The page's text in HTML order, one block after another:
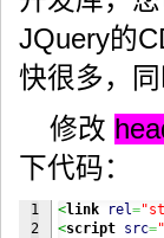
JQuery的
快很多，
修改
下代码：
1
2
<link rel=
<script src=